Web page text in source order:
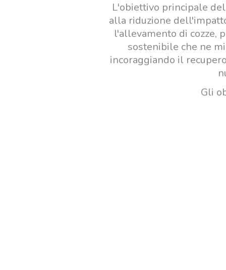
L'obiettivo principale
alla riduzione
l'allevamento di cozze,
sostenibile che ne
incoraggiando il
Gli